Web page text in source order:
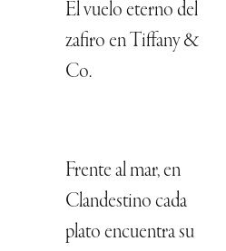
El vuelo eterno del
zafiro en Tiffany &
Co.
Frente al mar, en
Clandestino cada
plato encuentra su